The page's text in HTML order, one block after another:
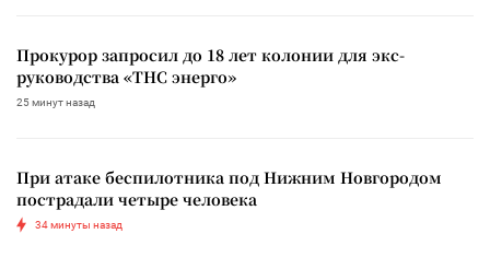
Прокурор запросил до 18 лет колонии для экс-
руководства «ТНС энерго»
25 минут назад
При атаке беспилотника под Нижним Новгородом
пострадали четыре человека
34 минуты назад